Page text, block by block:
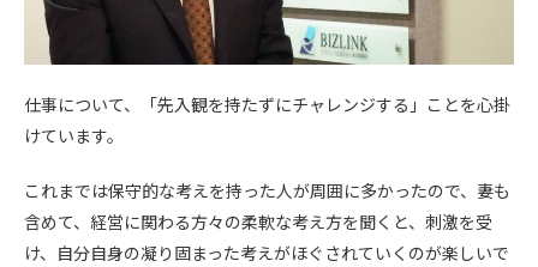
仕事について、「先入観を持たずにチャレンジする」ことを心掛
けています。
これまでは保守的な考えを持った人が周囲に多かったので、妻も
含めて、経営に関わる方々の柔軟な考え方を聞くと、刺激を受
け、自分自身の凝り固まった考えがほぐされていくのが楽しいで